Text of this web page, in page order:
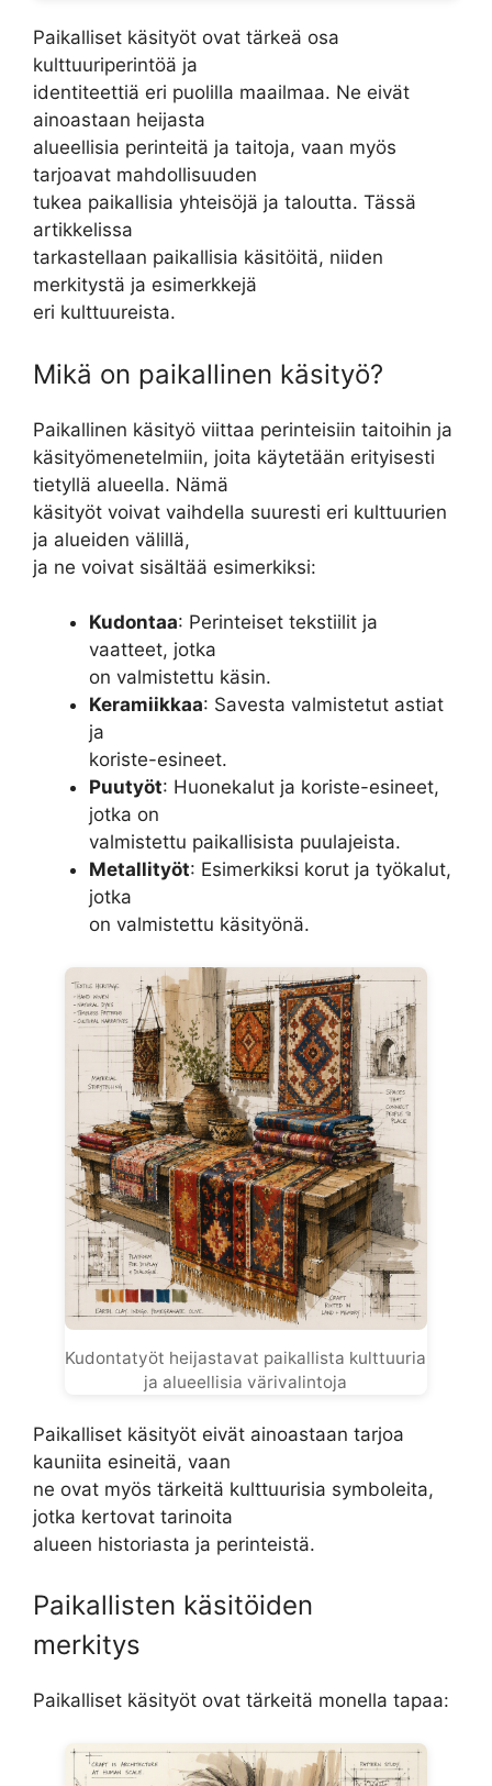
Paikalliset käsityöt ovat tärkeä osa
kulttuuriperintöä ja
identiteettiä eri puolilla maailmaa. Ne eivät
ainoastaan heijasta
alueellisia perinteitä ja taitoja, vaan myös
tarjoavat mahdollisuuden
tukea paikallisia yhteisöjä ja taloutta. Tässä
artikkelissa
tarkastellaan paikallisia käsitöitä, niiden
merkitystä ja esimerkkejä
eri kulttuureista.
Mikä on paikallinen käsityö?
Paikallinen käsityö viittaa perinteisiin taitoihin ja
käsityömenetelmiin, joita käytetään erityisesti
tietyllä alueella. Nämä
käsityöt voivat vaihdella suuresti eri kulttuurien
ja alueiden välillä,
ja ne voivat sisältää esimerkiksi:
Kudontaa: Perinteiset tekstiilit ja
vaatteet, jotka
on valmistettu käsin.
Keramiikkaa: Savesta valmistetut astiat
ja
koriste-esineet.
Puutyöt: Huonekalut ja koriste-esineet,
jotka on
valmistettu paikallisista puulajeista.
Metallityöt: Esimerkiksi korut ja työkalut,
jotka
on valmistettu käsityönä.
Kudontatyöt heijastavat paikallista kulttuuria
ja alueellisia värivalintoja
Paikalliset käsityöt eivät ainoastaan tarjoa
kauniita esineitä, vaan
ne ovat myös tärkeitä kulttuurisia symboleita,
jotka kertovat tarinoita
alueen historiasta ja perinteistä.
Paikallisten käsitöiden
merkitys
Paikalliset käsityöt ovat tärkeitä monella tapaa: